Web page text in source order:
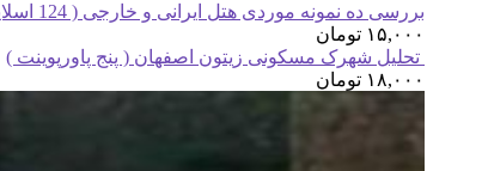
بررسی ده نمونه موردی هتل ایرانی و خارجی ( 124 اسلاید )
۱۵,۰۰۰ تومان
تحلیل شهرک مسکونی زیتون اصفهان ( پنج پاورپوینت )
۱۸,۰۰۰ تومان